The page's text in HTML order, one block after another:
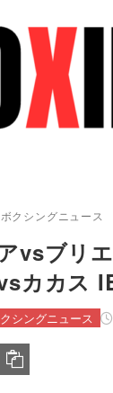
クシングニュース
vsブリ
カカス
シングニュース